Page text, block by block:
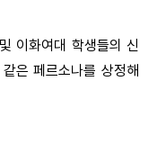
이화여대 학생들의 신
은 페르소나를 상정해